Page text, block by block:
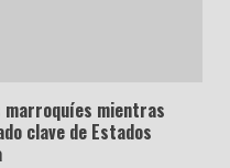
mientras
clave de Estados